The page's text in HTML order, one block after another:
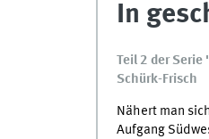
In
Teil 2 der Serie
Schürk-Frisch
Nähert man
Aufgang